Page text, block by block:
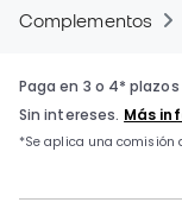
Complementos